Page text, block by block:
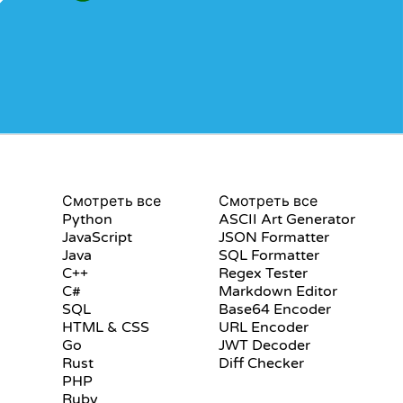
Смотреть все
Python
JavaScript
Java
C++
C#
SQL
HTML & CSS
Go
Rust
PHP
Смотреть все
ASCII Art Generator
JSON Formatter
SQL Formatter
Regex Tester
Markdown Editor
Base64 Encoder
URL Encoder
JWT Decoder
Diff Checker